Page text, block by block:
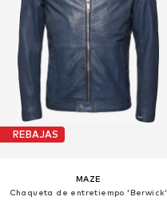
REBAJAS
MAZE
Chaqueta de entretiempo 'Berwick'